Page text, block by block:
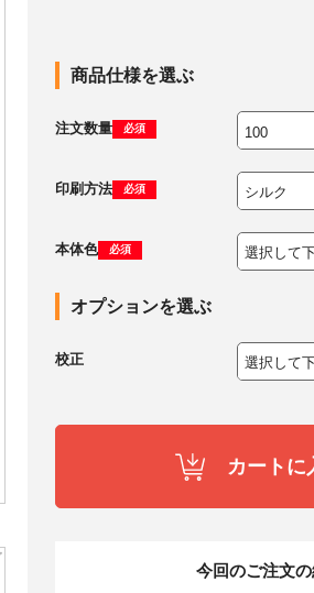
商品仕様を選ぶ
注文数量 必須
印刷方法 必須
本体色 必須
オプションを選ぶ
校正
カートに
今回のご注文